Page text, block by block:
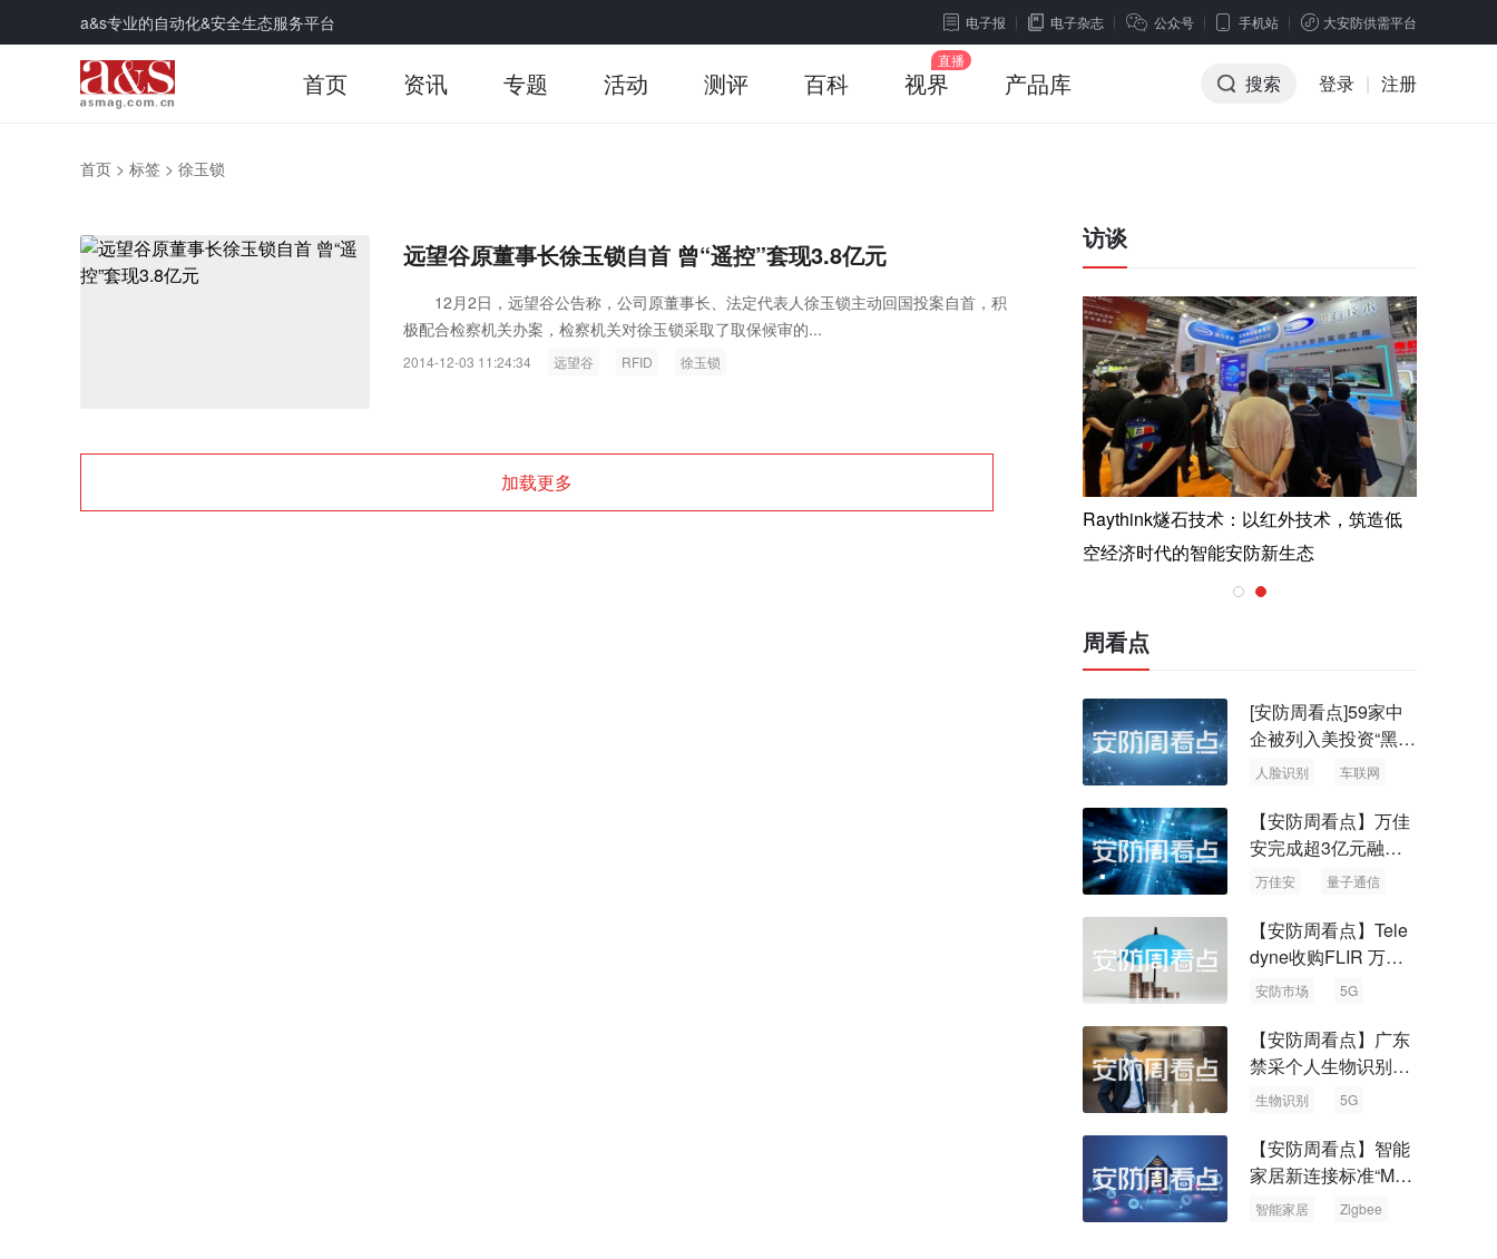
a&s专业的自动化&安全生态服务平台 电子报 电子杂志 公众号 手机站 大安防供需平台
首页 资讯 专题 活动 测评 百科 视界 产品库 搜索 登录 | 注册
首页 > 标签 > 徐玉锁
远望谷原董事长徐玉锁自首 曾“遥控”套现3.8亿元
12月2日，远望谷公告称，公司原董事长、法定代表人徐玉锁主动回国投案自首，积
极配合检察机关办案，检察机关对徐玉锁采取了取保候审的...
2014-12-03 11:24:34 远望谷 RFID 徐玉锁
加载更多
访谈
Raythink燧石技术：以红外技术，筑造低 智联航空：无人机赋能应急救援与医疗运
Raythink燧石技术：以红外技术，筑造低
空经济时代的智能安防新生态
周看点
[安防周看点]59家中
企被列入美投资“黑名
单” 中国信通院启动
人脸识别 车联网
【安防周看点】万佳
安完成超3亿元融资
国内首批量子通信标
万佳安 量子通信
【安防周看点】Tele
dyne收购FLIR 万物
云新品牌“万御安防”
安防市场 5G
【安防周看点】广东
禁采个人生物识别信
息 中国5G基站占全
生物识别 5G
【安防周看点】智能
家居新连接标准“Matt
er” Zigbee联盟更名
智能家居 Zigbee